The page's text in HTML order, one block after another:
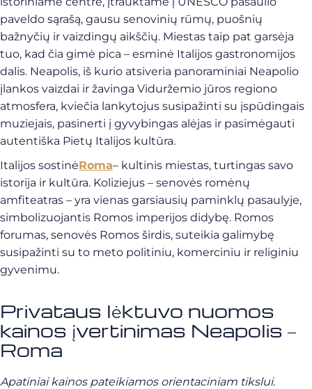
paveldo sąrašą, gausu senovinių rūmų, puošnių
bažnyčių ir vaizdingų aikščių. Miestas taip pat garsėja
tuo, kad čia gimė pica – esminė Italijos gastronomijos
dalis. Neapolis, iš kurio atsiveria panoraminiai Neapolio
įlankos vaizdai ir žavinga Viduržemio jūros regiono
atmosfera, kviečia lankytojus susipažinti su įspūdingais
muziejais, pasinerti į gyvybingas alėjas ir pasimėgauti
autentiška Pietų Italijos kultūra.
Italijos sostinėRoma– kultinis miestas, turtingas savo
istorija ir kultūra. Koliziejus – senovės romėnų
amfiteatras – yra vienas garsiausių paminklų pasaulyje,
simbolizuojantis Romos imperijos didybę. Romos
forumas, senovės Romos širdis, suteikia galimybę
susipažinti su to meto politiniu, komerciniu ir religiniu
gyvenimu.
Privataus lėktuvo nuomos
kainos įvertinimas Neapolis –
Roma
Apatiniai kainos pateikiamos orientaciniam tikslui.